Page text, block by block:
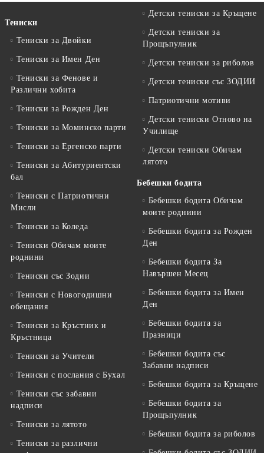
Тениски
Тениски за Двойки
Тениски за Имен Ден
Тениски за Фенове и
Различни хобита
Тениски за Рожден Ден
Тениски за Mоминско парти
Тениски за Eргенско парти
Тениски за Aбитуриентски
бал
Тениски с Патриотични
Мисли
Тениски за Коледа
Тениски Обичам моите
роднини
Тениски със Зодии
Тениски с Новогодишни
обещания
Тениски за Кръстник и
Кръстница
Тениски за Учители
Тениски с послания с Бухал
Тениски със забавни
надписи
Тениски за лятото
Тениски за различни
Детски тениски за Кръщене
Детски тениски за
Прощъпулник
Детски тениски за риболов
Детски тениски със ЗОДИИ
Патриотични мотиви
Детски тениски Отново на
Училище
Детски тениски Обичам
лятото
Бебешки бодита
Бебешки бодита Обичам
моите роднини
Бебешки бодита за Рожден
Ден
Бебешки бодита За
Навършен Месец
Бебешки бодита за Имен
Ден
Бебешки бодита за
Празници
Бебешки бодита със
Забавни надписи
Бебешки бодита за Кръщене
Бебешки бодита за
Прощъпулник
Бебешки бодита за риболов